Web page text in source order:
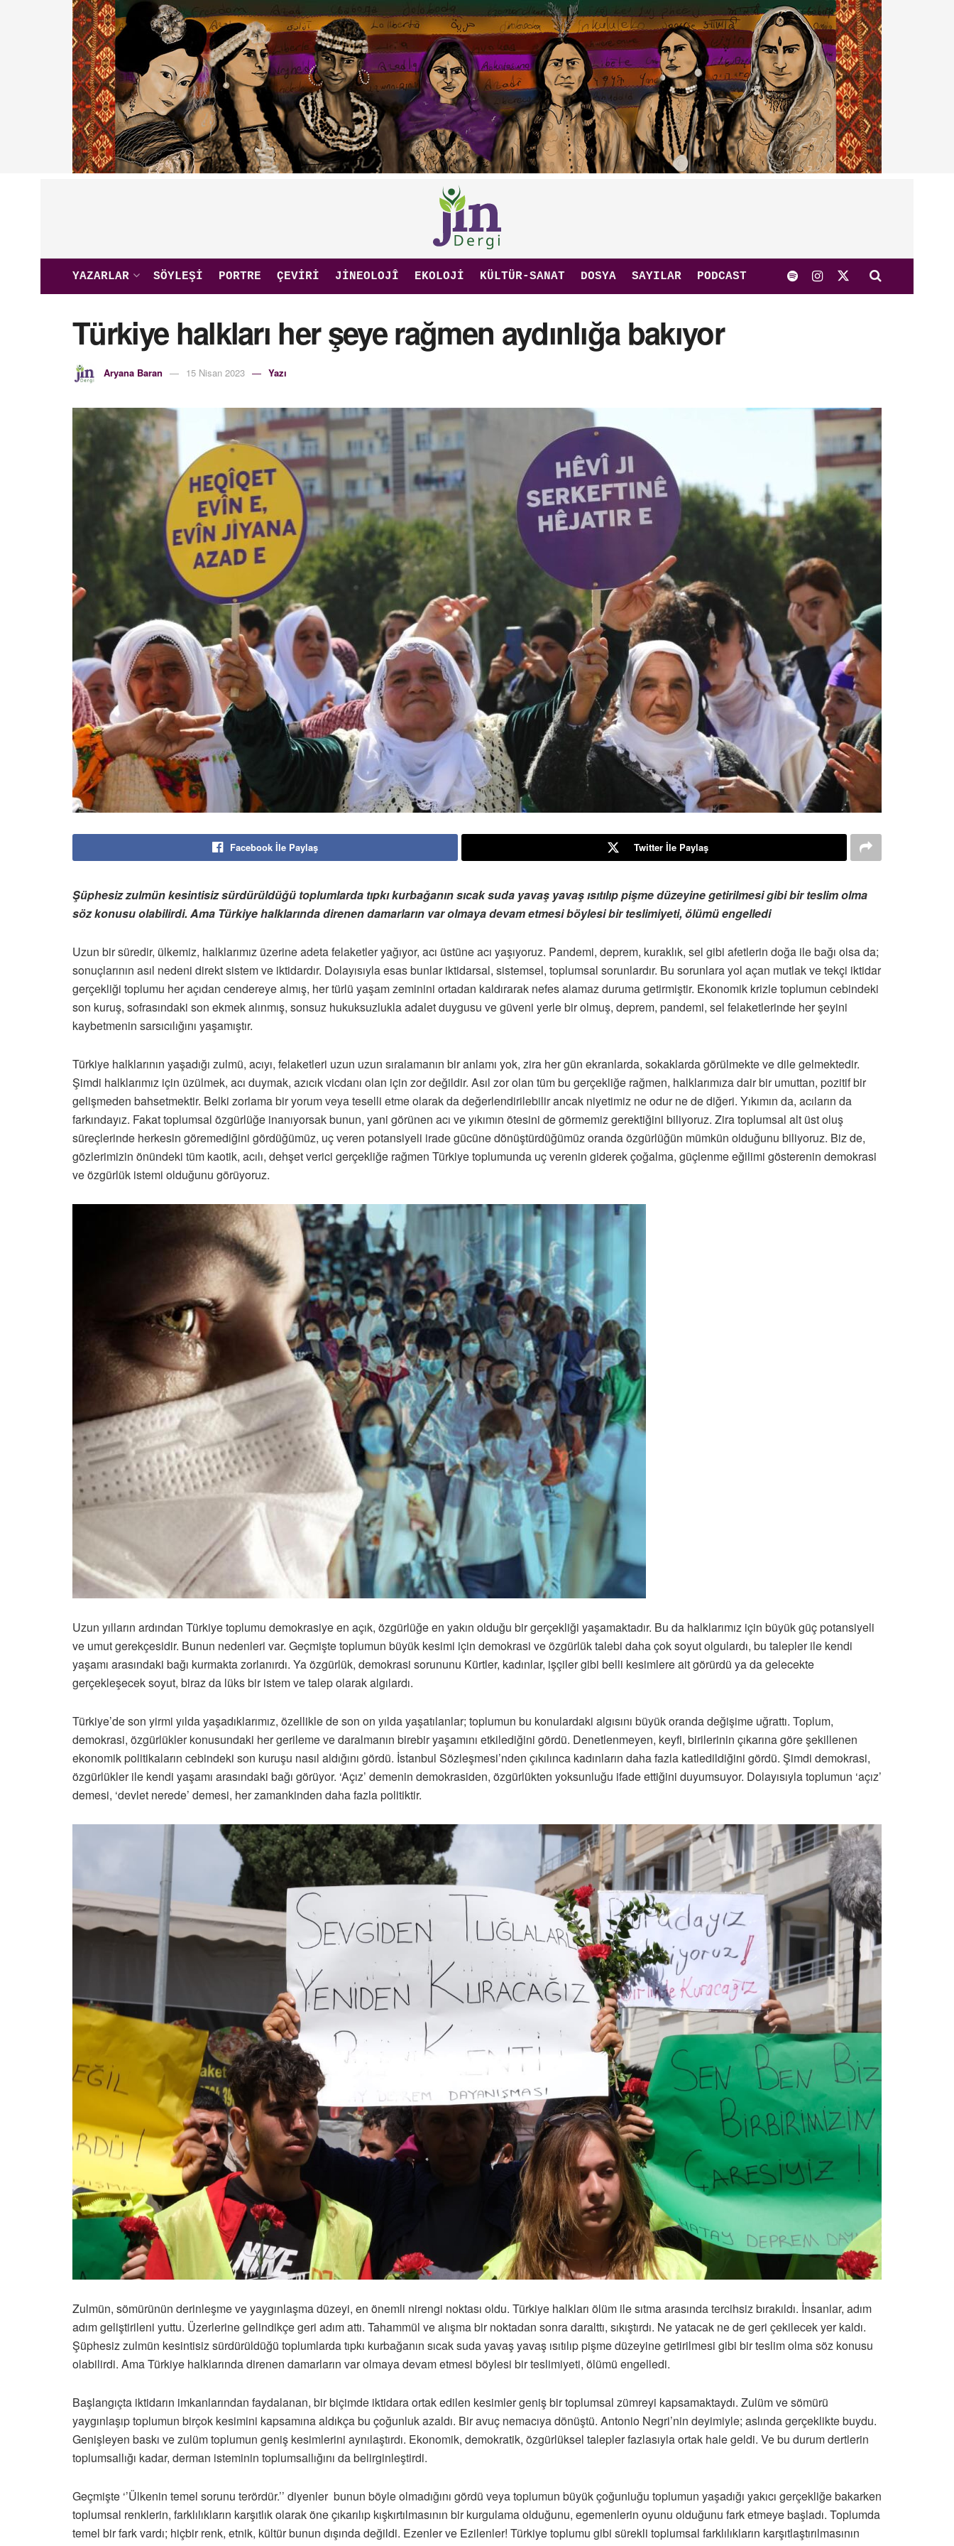
YAZARLAR SÖYLEŞI PORTRE ÇEVIRI JINEOLOJÎ EKOLOJI KÜLTÜR-SANAT DOSYA SAYILAR PODCAST
Türkiye halkları her şeye rağmen aydınlığa bakıyor
Aryana Baran 15 Nisan 2023 Yazı
Facebook İle Paylaş Twitter İle Paylaş
Şüphesiz zulmün kesintisiz sürdürüldüğü toplumlarda tıpkı kurbağanın sıcak suda yavaş yavaş ısıtılıp pişme düzeyine getirilmesi gibi bir teslim olma
söz konusu olabilirdi. Ama Türkiye halklarında direnen damarların var olmaya devam etmesi böylesi bir teslimiyeti, ölümü engelledi
Uzun bir süredir, ülkemiz, halklarımız üzerine adeta felaketler yağıyor, acı üstüne acı yaşıyoruz. Pandemi, deprem, kuraklık, sel gibi afetlerin doğa ile bağı olsa da;
sonuçlarının asıl nedeni direkt sistem ve iktidardır. Dolayısıyla esas bunlar iktidarsal, sistemsel, toplumsal sorunlardır. Bu sorunlara yol açan mutlak ve tekçi iktidar
gerçekliği toplumu her açıdan cendereye almış, her türlü yaşam zeminini ortadan kaldırarak nefes alamaz duruma getirmiştir. Ekonomik krizle toplumun cebindeki
son kuruş, sofrasındaki son ekmek alınmış, sonsuz hukuksuzlukla adalet duygusu ve güveni yerle bir olmuş, deprem, pandemi, sel felaketlerinde her şeyini
kaybetmenin sarsıcılığını yaşamıştır.
Türkiye halklarının yaşadığı zulmü, acıyı, felaketleri uzun uzun sıralamanın bir anlamı yok, zira her gün ekranlarda, sokaklarda görülmekte ve dile gelmektedir.
Şimdi halklarımız için üzülmek, acı duymak, azıcık vicdanı olan için zor değildir. Asıl zor olan tüm bu gerçekliğe rağmen, halklarımıza dair bir umuttan, pozitif bir
gelişmeden bahsetmektir. Belki zorlama bir yorum veya teselli etme olarak da değerlendirilebilir ancak niyetimiz ne odur ne de diğeri. Yıkımın da, acıların da
farkındayız. Fakat toplumsal özgürlüğe inanıyorsak bunun, yani görünen acı ve yıkımın ötesini de görmemiz gerektiğini biliyoruz. Zira toplumsal alt üst oluş
süreçlerinde herkesin göremediğini gördüğümüz, uç veren potansiyeli irade gücüne dönüştürdüğümüz oranda özgürlüğün mümkün olduğunu biliyoruz. Biz de,
gözlerimizin önündeki tüm kaotik, acılı, dehşet verici gerçekliğe rağmen Türkiye toplumunda uç verenin giderek çoğalma, güçlenme eğilimi gösterenin demokrasi
ve özgürlük istemi olduğunu görüyoruz.
Uzun yılların ardından Türkiye toplumu demokrasiye en açık, özgürlüğe en yakın olduğu bir gerçekliği yaşamaktadır. Bu da halklarımız için büyük güç potansiyeli
ve umut gerekçesidir. Bunun nedenleri var. Geçmişte toplumun büyük kesimi için demokrasi ve özgürlük talebi daha çok soyut olgulardı, bu talepler ile kendi
yaşamı arasındaki bağı kurmakta zorlanırdı. Ya özgürlük, demokrasi sorununu Kürtler, kadınlar, işçiler gibi belli kesimlere ait görürdü ya da gelecekte
gerçekleşecek soyut, biraz da lüks bir istem ve talep olarak algılardı.
Türkiye’de son yirmi yılda yaşadıklarımız, özellikle de son on yılda yaşatılanlar; toplumun bu konulardaki algısını büyük oranda değişime uğrattı. Toplum,
demokrasi, özgürlükler konusundaki her gerileme ve daralmanın birebir yaşamını etkilediğini gördü. Denetlenmeyen, keyfi, birilerinin çıkarına göre şekillenen
ekonomik politikaların cebindeki son kuruşu nasıl aldığını gördü. İstanbul Sözleşmesi’nden çıkılınca kadınların daha fazla katledildiğini gördü. Şimdi demokrasi,
özgürlükler ile kendi yaşamı arasındaki bağı görüyor. ‘Açız’ demenin demokrasiden, özgürlükten yoksunluğu ifade ettiğini duyumsuyor. Dolayısıyla toplumun ‘açız’
demesi, ‘devlet nerede’ demesi, her zamankinden daha fazla politiktir.
Zulmün, sömürünün derinleşme ve yaygınlaşma düzeyi, en önemli nirengi noktası oldu. Türkiye halkları ölüm ile sıtma arasında tercihsiz bırakıldı. İnsanlar, adım
adım geliştirileni yuttu. Üzerlerine gelindikçe geri adım attı. Tahammül ve alışma bir noktadan sonra daralttı, sıkıştırdı. Ne yatacak ne de geri çekilecek yer kaldı.
Şüphesiz zulmün kesintisiz sürdürüldüğü toplumlarda tıpkı kurbağanın sıcak suda yavaş yavaş ısıtılıp pişme düzeyine getirilmesi gibi bir teslim olma söz konusu
olabilirdi. Ama Türkiye halklarında direnen damarların var olmaya devam etmesi böylesi bir teslimiyeti, ölümü engelledi.
Başlangıçta iktidarın imkanlarından faydalanan, bir biçimde iktidara ortak edilen kesimler geniş bir toplumsal zümreyi kapsamaktaydı. Zulüm ve sömürü
yaygınlaşıp toplumun birçok kesimini kapsamına aldıkça bu çoğunluk azaldı. Bir avuç nemacıya dönüştü. Antonio Negri’nin deyimiyle; aslında gerçeklikte buydu.
Genişleyen baskı ve zulüm toplumun geniş kesimlerini aynılaştırdı. Ekonomik, demokratik, özgürlüksel talepler fazlasıyla ortak hale geldi. Ve bu durum dertlerin
toplumsallığı kadar, derman isteminin toplumsallığını da belirginleştirdi.
Geçmişte ‘’Ülkenin temel sorunu terördür.’’ diyenler bunun böyle olmadığını gördü veya toplumun büyük çoğunluğu toplumun yaşadığı yakıcı gerçekliğe bakarken
toplumsal renklerin, farklılıkların karşıtlık olarak öne çıkarılıp kışkırtılmasının bir kurgulama olduğunu, egemenlerin oyunu olduğunu fark etmeye başladı. Toplumda
temel bir fark vardı; hiçbir renk, etnik, kültür bunun dışında değildi. Ezenler ve Ezilenler! Türkiye toplumu gibi sürekli toplumsal farklılıkların karşıtlaştırılmasının